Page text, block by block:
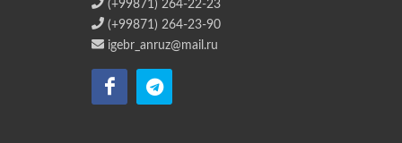
(+99871) 264-22-23
(+99871) 264-23-90
igebr_anruz@mail.ru